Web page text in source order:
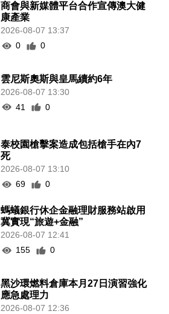
商會與新媒體平台合作宣傳澳大健
康產業
2026-08-07 13:37
0
0
雲尼斯奧斯與皇馬續約6年
2026-08-07 13:30
41
0
泰校園槍擊案造成包括槍手在內7
死
2026-08-07 13:10
69
0
螞蟻銀行休企金融理財服務站啟用
冀實現“旅遊+金融”
2026-08-07 12:41
155
0
黑沙環燃料倉庫本月27日演習強化
應急處理力
2026-08-07 12:36